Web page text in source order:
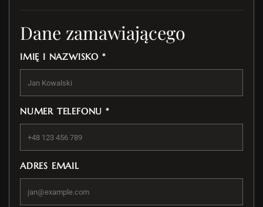
Dane zamawiającego
IMIĘ I NAZWISKO *
NUMER TELEFONU *
ADRES EMAIL